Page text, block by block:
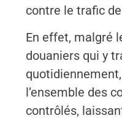
contre le trafic
En effet, malgré
douaniers qui y
l’ensemble des
contrôlés,